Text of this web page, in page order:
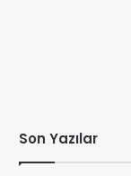
Son Yazılar